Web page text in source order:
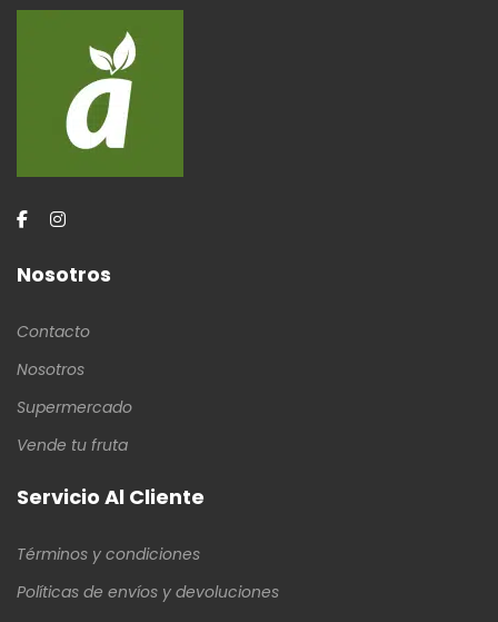
Nosotros
Contacto
Nosotros
Supermercado
Vende tu fruta
Servicio Al Cliente
Términos y condiciones
Políticas de envíos y devoluciones